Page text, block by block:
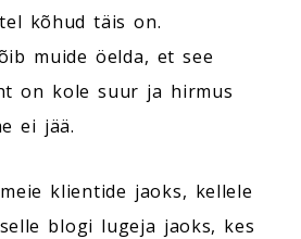
kõhud täis on.
muide öelda, et see
on kole suur ja hirmus
ei jää.
klientide jaoks, kellele
blogi lugeja jaoks, kes